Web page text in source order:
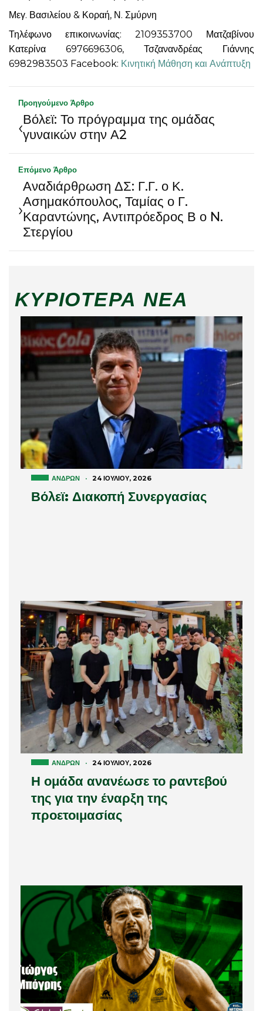
Μεγ. Βασιλείου & Κοραή, Ν. Σμύρνη
Τηλέφωνο επικοινωνίας: 2109353700 Ματζαβίνου
Κατερίνα 6976696306, Τσζανανδρέας Γιάννης
6982983503 Facebook: Κινητική Μάθηση και Ανάπτυξη
Προηγούμενο Άρθρο
‹Βόλεϊ: Το πρόγραμμα της ομάδας
γυναικών στην Α2
Επόμενο Άρθρο
›
Αναδιάρθρωση ΔΣ: Γ.Γ. ο Κ.
Ασημακόπουλος, Ταμίας ο Γ.
Καραντώνης, Αντιπρόεδρος Β ο N.
Στεργίου
ΚΥΡΙΌΤΕΡΑ ΝΈΑ
ΑΝΔΡΏΝ · 24 ΙΟΥΛΊΟΥ, 2026
Βόλεϊ: Διακοπή Συνεργασίας
ΑΝΔΡΏΝ · 24 ΙΟΥΛΊΟΥ, 2026
Η ομάδα ανανέωσε το ραντεβού
της για την έναρξη της
προετοιμασίας